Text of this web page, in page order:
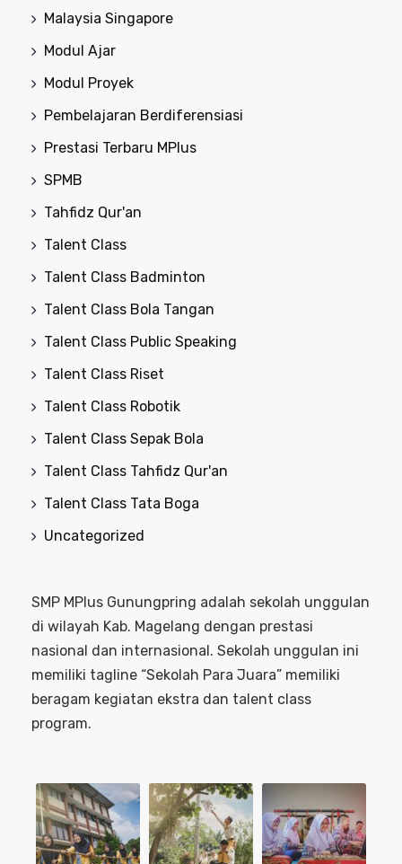
Malaysia Singapore
Modul Ajar
Modul Proyek
Pembelajaran Berdiferensiasi
Prestasi Terbaru MPlus
SPMB
Tahfidz Qur'an
Talent Class
Talent Class Badminton
Talent Class Bola Tangan
Talent Class Public Speaking
Talent Class Riset
Talent Class Robotik
Talent Class Sepak Bola
Talent Class Tahfidz Qur'an
Talent Class Tata Boga
Uncategorized
SMP MPlus Gunungpring adalah sekolah unggulan
di wilayah Kab. Magelang dengan prestasi
nasional dan internasional. Sekolah unggulan ini
memiliki tagline “Sekolah Para Juara” memiliki
beragam kegiatan ekstra dan talent class
program.